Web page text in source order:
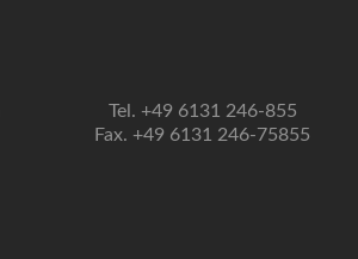
Tel. +49 6131 246-855
Fax. +49 6131 246-75855